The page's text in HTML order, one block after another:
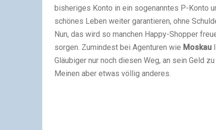
bisheriges Konto in ein sogenanntes P-Konto
schönes Leben weiter garantieren, ohne
Nun, das wird so manchen Happy-Shopper
sorgen. Zumindest bei Agenturen wie Moskau
Gläubiger nur noch diesen Weg, an sein Geld
Meinen aber etwas völlig anderes.